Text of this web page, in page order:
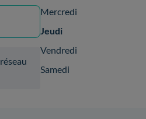
Mercredi
Jeudi
Vendredi
Samedi